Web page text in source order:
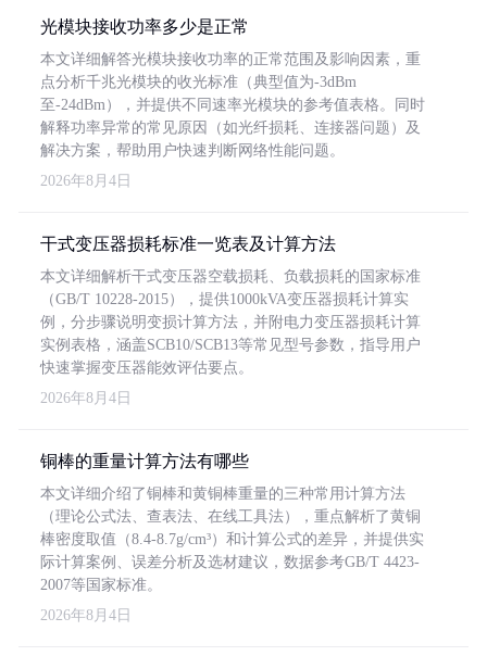
光模块接收功率多少是正常
本文详细解答光模块接收功率的正常范围及影响因素，重
点分析千兆光模块的收光标准（典型值为-3dBm
至-24dBm），并提供不同速率光模块的参考值表格。同时
解释功率异常的常见原因（如光纤损耗、连接器问题）及
解决方案，帮助用户快速判断网络性能问题。
2026年8月4日
干式变压器损耗标准一览表及计算方法
本文详细解析干式变压器空载损耗、负载损耗的国家标准
（GB/T 10228-2015），提供1000kVA变压器损耗计算实
例，分步骤说明变损计算方法，并附电力变压器损耗计算
实例表格，涵盖SCB10/SCB13等常见型号参数，指导用户
快速掌握变压器能效评估要点。
2026年8月4日
铜棒的重量计算方法有哪些
本文详细介绍了铜棒和黄铜棒重量的三种常用计算方法
（理论公式法、查表法、在线工具法），重点解析了黄铜
棒密度取值（8.4-8.7g/cm³）和计算公式的差异，并提供实
际计算案例、误差分析及选材建议，数据参考GB/T 4423-
2007等国家标准。
2026年8月4日